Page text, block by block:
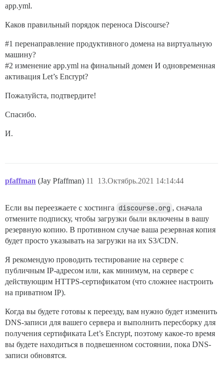
app.yml.
Каков правильный порядок переноса Discourse?
#1 перенаправление продуктивного домена на виртуальную
машину?
#2 изменение app.yml на финальный домен И одновременная
активация Let’s Encrypt?
Пожалуйста, подтвердите!
Спасибо.
И.
pfaffman (Jay Pfaffman) 13.Октябрь.2021 14:14:44
11
Если вы переезжаете с хостинга discourse.org , сначала
отмените подписку, чтобы загрузки были включены в вашу
резервную копию. В противном случае ваша резервная копия
будет просто указывать на загрузки на их S3/CDN.
Я рекомендую проводить тестирование на сервере с
публичным IP-адресом или, как минимум, на сервере с
действующим HTTPS-сертификатом (что сложнее настроить
на приватном IP).
Когда вы будете готовы к переезду, вам нужно будет изменить
DNS-записи для вашего сервера и выполнить пересборку для
получения сертификата Let’s Encrypt, поэтому какое-то время
вы будете находиться в подвешенном состоянии, пока DNS-
записи обновятся.